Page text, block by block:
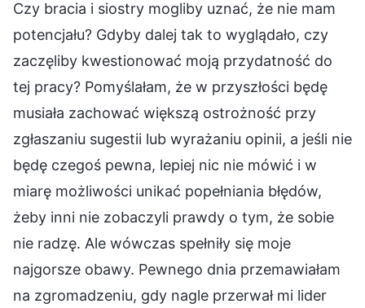
Czy bracia i siostry mogliby uznać, że nie mam
potencjału? Gdyby dalej tak to wyglądało, czy
zaczęliby kwestionować moją przydatność do
tej pracy? Pomyślałam, że w przyszłości będę
musiała zachować większą ostrożność przy
zgłaszaniu sugestii lub wyrażaniu opinii, a jeśli nie
będę czegoś pewna, lepiej nic nie mówić i w
miarę możliwości unikać popełniania błędów,
żeby inni nie zobaczyli prawdy o tym, że sobie
nie radzę. Ale wówczas spełniły się moje
najgorsze obawy. Pewnego dnia przemawiałam
na zgromadzeniu, gdy nagle przerwał mi lider